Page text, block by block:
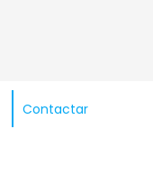
Contactar